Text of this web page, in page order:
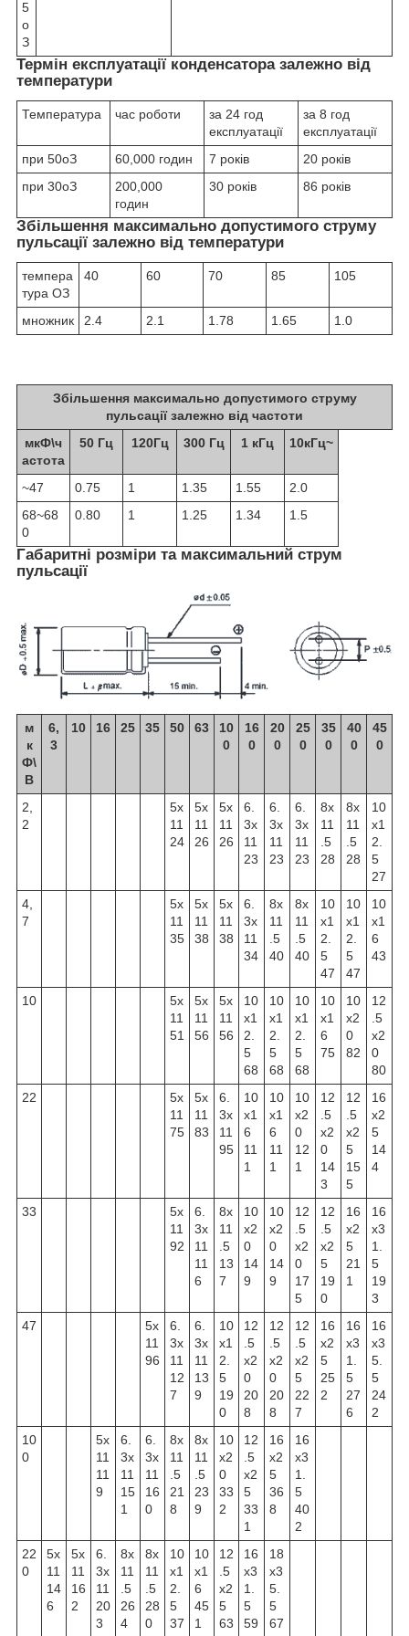
5
о
З
Термін експлуатації конденсатора залежно від
температури
Температура час роботи
за 24 год
експлуатації
за 8 год
експлуатації
при 50оЗ 60,000 годин 7 років
20 років
при 30оЗ
200,000
годин
30 років 86 років
Збільшення максимально допустимого струму
пульсації залежно від температури
темпера
тура ОЗ
40 60 70 85 105
множник 2.4 2.1 1.78 1.65 1.0
Збільшення максимально допустимого струму
пульсації залежно від частоти
мкФ\ч
астота
50 Гц 120Гц 300 Гц 1 кГц 10кГц~
~47 0.75 1 1.35 1.55
2.0
68~68
0
0.80 1 1.25 1.34 1.5
Габаритні розміри та максимальний струм
пульсації
м
к
Ф\
В
6,
3
10 16 25 35 50 63
10
0
16
0
20
0
25
0
35
0
40
0
45
0
2,
2
5x
11
24
5x
11
26
5x
11
26
6.
3x
11
23
6.
3x
11
23
6.
3x
11
23
8x
11
.5
28
8x
11
.5
28
10
x1
2.
5
27
4,
7
5x
11
35
5x
11
38
5x
11
38
6.
3x
11
34
8x
11
.5
40
8x
11
.5
40
10
x1
2.
5
47
10
x1
2.
5
47
10
x1
6
43
10
5x
11
51
5x
11
56
5x
11
56
10
x1
2.
5
68
10
x1
2.
5
68
10
x1
2.
5
68
10
x1
6
75
10
x2
0
82
12
.5
x2
0
80
22
5x
11
75
5x
11
83
6.
3x
11
95
10
x1
6
11
1
10
x1
6
11
1
10
x2
0
12
1
12
.5
x2
0
14
3
12
.5
x2
5
15
5
16
x2
5
14
4
33
5x
11
92
6.
3x
11
11
6
8x
11
.5
13
7
10
x2
0
14
9
10
x2
0
14
9
12
.5
x2
0
17
5
12
.5
x2
5
19
0
16
x2
5
21
1
16
x3
1.
5
19
3
47
5x
11
96
6.
3x
11
12
7
6.
3x
11
13
9
10
x1
2.
5
19
0
12
.5
x2
0
20
8
12
.5
x2
0
20
8
12
.5
x2
5
22
7
16
x2
5
25
2
16
x3
1.
5
27
6
16
x3
5.
5
24
2
10
0
5x
11
11
9
6.
3x
11
15
1
6.
3x
11
16
0
8x
11
.5
21
8
8x
11
.5
23
9
10
x2
0
33
2
12
.5
x2
5
33
1
16
x2
5
36
8
16
x3
1.
5
40
2
22
0
5x
11
14
6
5x
11
16
2
6.
3x
11
20
3
8x
11
.5
26
4
8x
11
.5
28
0
10
x1
2.
5
37
10
x1
6
45
1
12
.5
x2
5
63
16
x3
1.
5
59
18
x3
5.
5
67